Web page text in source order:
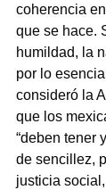
coherencia
que se hace.
humildad, la
por lo
consideró la
que los
“deben tener
de sencillez,
justicia